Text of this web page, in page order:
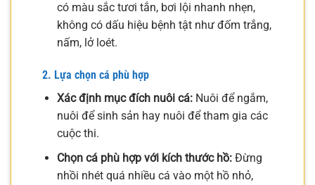
có màu sắc tươi tắn, bơi lội nhanh nhẹn,
không có dấu hiệu bệnh tật như đốm trắng,
nấm, lở loét.
2. Lựa chọn cá phù hợp
Xác định mục đích nuôi cá:Nuôi để ngắm,
nuôi để sinh sản hay nuôi để tham gia các
cuộc thi.
Chọn cá phù hợp với kích thước hồ:Đừng
nhồi nhét quá nhiều cá vào một hồ nhỏ,